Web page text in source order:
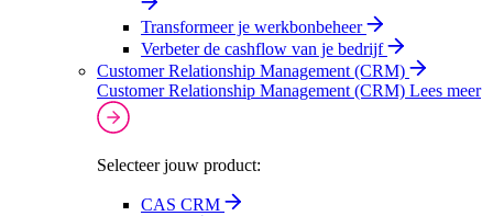
Transformeer je werkbonbeheer
Verbeter de cashflow van je bedrijf
Customer Relationship Management (CRM)
Customer Relationship Management (CRM) Lees meer
Selecteer jouw product:
CAS CRM